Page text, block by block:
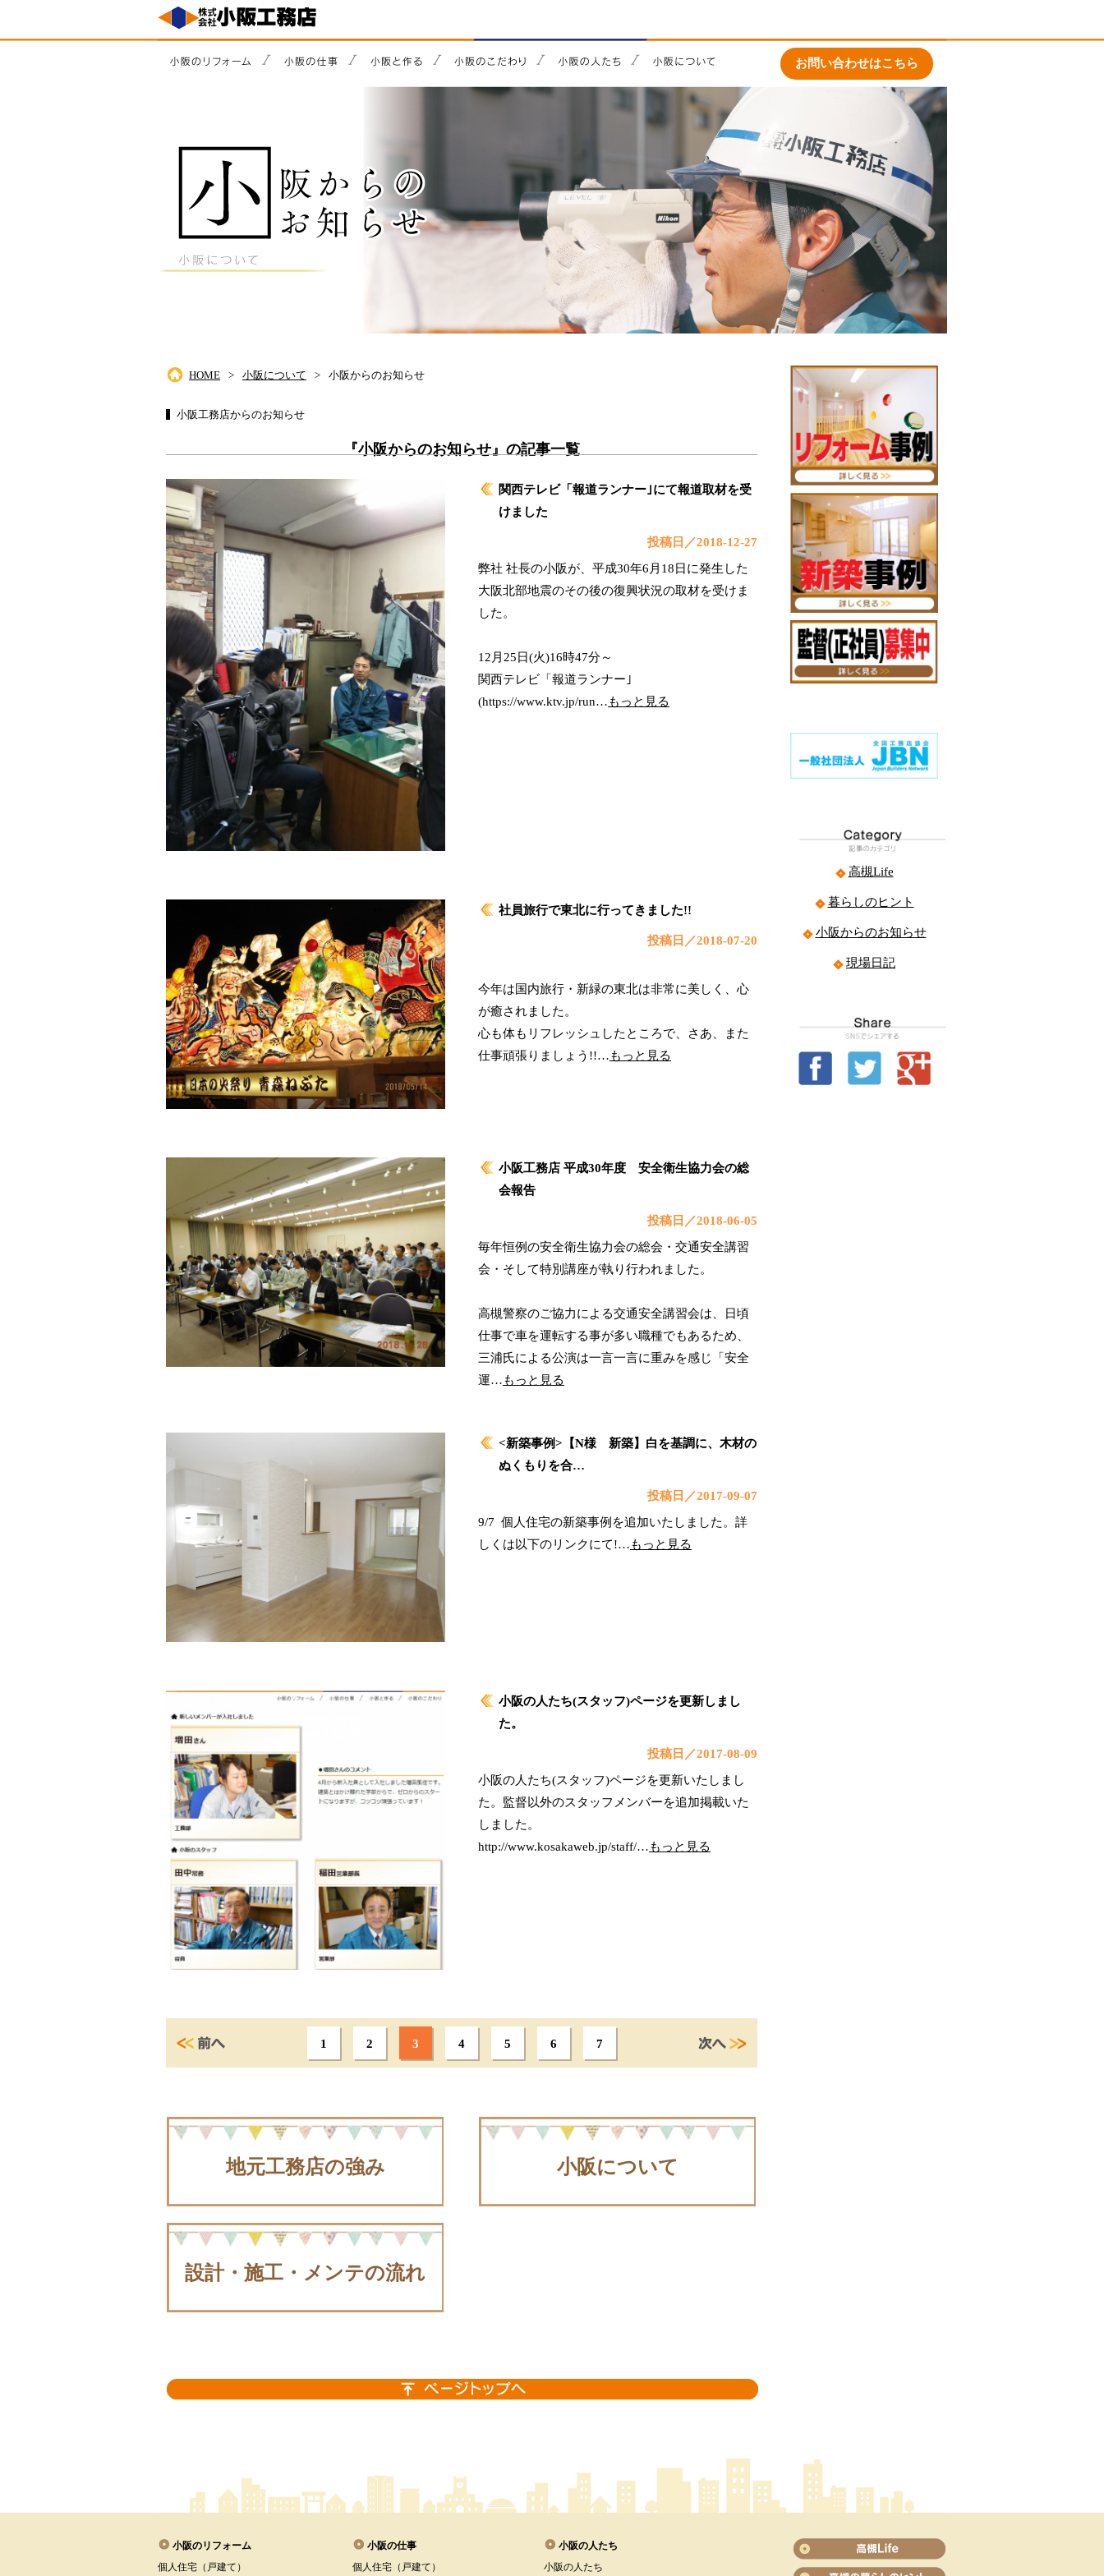
お問い合わせはこちら
HOME 小阪について 小阪からのお知らせ
小阪工務店からのお知らせ
『小阪からのお知らせ』の記事一覧
関西テレビ「報道ランナー｣にて報道取材を受
けました
投稿日／2018-12-27
弊社 社長の小阪が、平成30年6月18日に発生した
大阪北部地震のその後の復興状況の取材を受けま
した。
12月25日(火)16時47分～
関西テレビ「報道ランナー｣
(https://www.ktv.jp/run…もっと見る
社員旅行で東北に行ってきました!!
投稿日／2018-07-20
今年は国内旅行・新緑の東北は非常に美しく、心
が癒されました。
心も体もリフレッシュしたところで、さあ、また
仕事頑張りましょう!!…もっと見る
小阪工務店 平成30年度 安全衛生協力会の総
会報告
投稿日／2018-06-05
毎年恒例の安全衛生協力会の総会・交通安全講習
会・そして特別講座が執り行われました。
高槻警察のご協力による交通安全講習会は、日頃
仕事で車を運転する事が多い職種でもあるため、
三浦氏による公演は一言一言に重みを感じ「安全
運…もっと見る
<新築事例>【N様 新築】白を基調に、木材の
ぬくもりを合…
投稿日／2017-09-07
9/7 個人住宅の新築事例を追加いたしました。詳
しくは以下のリンクにて!…もっと見る
小阪の人たち(スタッフ)ページを更新しまし
た。
投稿日／2017-08-09
小阪の人たち(スタッフ)ページを更新いたしまし
た。監督以外のスタッフメンバーを追加掲載いた
しました。
http://www.kosakaweb.jp/staff/…もっと見る
1 2 3 4 5 6 7
地元工務店の強み 小阪について
設計・施工・メンテの流れ
高槻Life
暮らしのヒント
小阪からのお知らせ
現場日記
小阪のリフォーム
個人住宅（戸建て）
小阪の仕事
個人住宅（戸建て）
小阪の人たち
小阪の人たち